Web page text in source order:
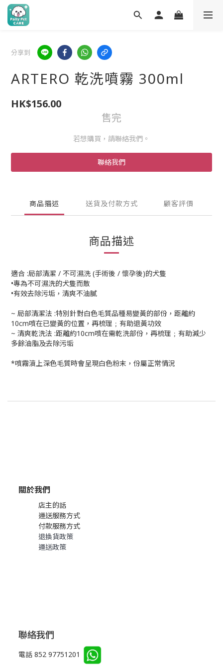
分享到
ARTERO 乾洗噴霧 300ml
HK$156.00
售完
若想購買，請聯絡我們。
聯絡我們
商品描述 送貨及付款方式 顧客評價
商品描述
適合 :局部清潔 / 不可濕洗 (手術後 / 懷孕後)的犬隻
•專為不可濕洗的犬隻而散
•有效去除污垢，清爽不油膩
~ 局部清潔法 :特別針對白色毛質品種易變黃的部份，距離約
10cm噴在已變黃的位置，再梳理﹔有助退黃功效
~ 清爽乾洗法 :距離約10cm噴在需乾洗部份，再梳理﹔有助減少
多餘油脂及去除污垢
*噴霧濆上深色毛質時會呈現白色粉末，份屬正常情況
關於我們
店主的話
運送服務方式
付款服務方式
退換貨政策
運送政策
聯絡我們
電話 852 97751201